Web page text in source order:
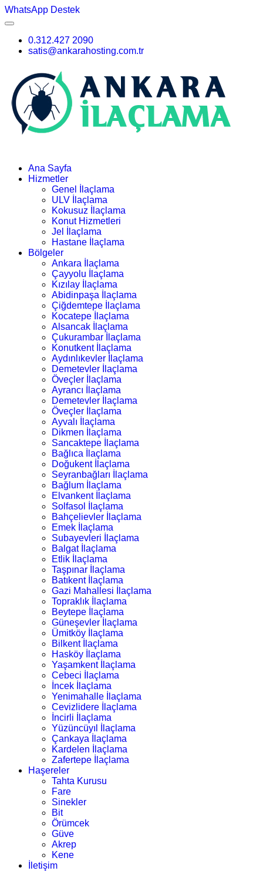
WhatsApp Destek
0.312.427 2090
satis@ankarahosting.com.tr
Ana Sayfa
Hizmetler
Genel İlaçlama
ULV İlaçlama
Kokusuz İlaçlama
Konut Hizmetleri
Jel İlaçlama
Hastane İlaçlama
Bölgeler
Ankara İlaçlama
Çayyolu İlaçlama
Kızılay İlaçlama
Abidinpaşa İlaçlama
Çiğdemtepe İlaçlama
Kocatepe İlaçlama
Alsancak İlaçlama
Çukurambar İlaçlama
Konutkent İlaçlama
Aydınlıkevler İlaçlama
Demetevler İlaçlama
Öveçler İlaçlama
Ayrancı İlaçlama
Demetevler İlaçlama
Öveçler İlaçlama
Ayvalı İlaçlama
Dikmen İlaçlama
Sancaktepe İlaçlama
Bağlıca İlaçlama
Doğukent İlaçlama
Seyranbağları İlaçlama
Bağlum İlaçlama
Elvankent İlaçlama
Solfasol İlaçlama
Bahçelievler İlaçlama
Emek İlaçlama
Subayevleri İlaçlama
Balgat İlaçlama
Etlik İlaçlama
Taşpınar İlaçlama
Batıkent İlaçlama
Gazi Mahallesi İlaçlama
Topraklık İlaçlama
Beytepe İlaçlama
Güneşevler İlaçlama
Ümitköy İlaçlama
Bilkent İlaçlama
Hasköy İlaçlama
Yaşamkent İlaçlama
Cebeci İlaçlama
İncek İlaçlama
Yenimahalle İlaçlama
Cevizlidere İlaçlama
İncirli İlaçlama
Yüzüncüyıl İlaçlama
Çankaya İlaçlama
Kardelen İlaçlama
Zafertepe İlaçlama
Haşereler
Tahta Kurusu
Fare
Sinekler
Bit
Örümcek
Güve
Akrep
Kene
İletişim